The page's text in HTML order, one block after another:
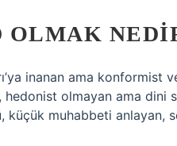
OLMAK
inanan ama
hedonist olmayan ama dini
küçük muhabbeti anlayan,